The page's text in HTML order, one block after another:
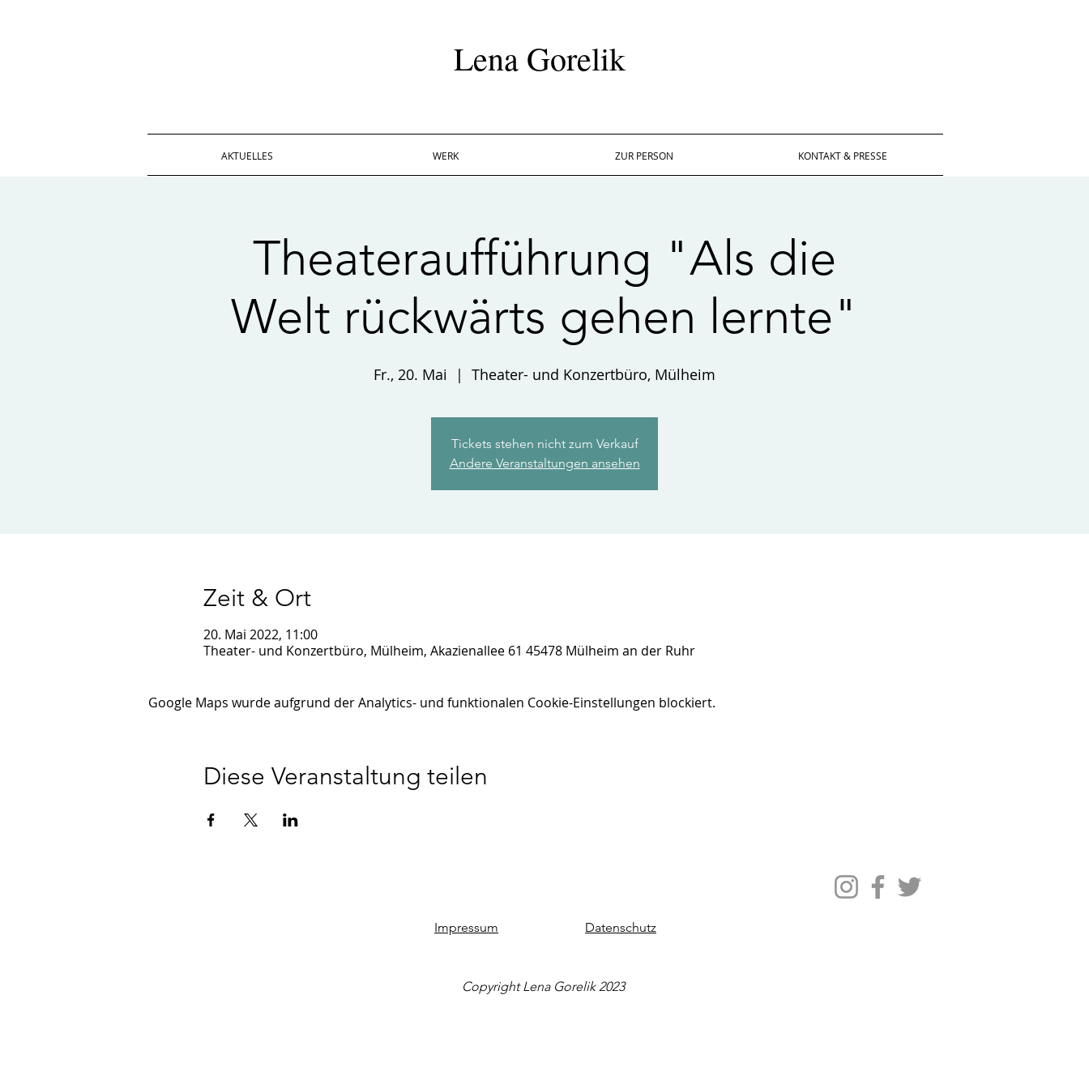
Lena Gorelik
AKTUELLES WERK ZUR PERSON KONTAKT & PRESSE
Theateraufführung "Als die
Welt rückwärts gehen lernte"
Fr., 20. Mai
  |
Theater- und Konzertbüro, Mülheim
Tickets stehen nicht zum Verkauf
Andere Veranstaltungen ansehen
Zeit & Ort
20. Mai 2022, 11:00
Theater- und Konzertbüro, Mülheim, Akazienallee 61 45478 Mülheim an der Ruhr
Google Maps wurde aufgrund der Analytics- und funktionalen Cookie-Einstellungen blockiert.
Diese Veranstaltung teilen
Impressum Datenschutz
Copyright Lena Gorelik 2023